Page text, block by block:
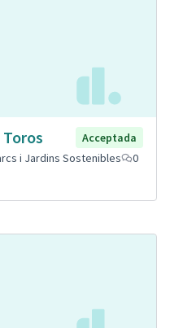
Acceptada
i Jardins Sostenibles
0